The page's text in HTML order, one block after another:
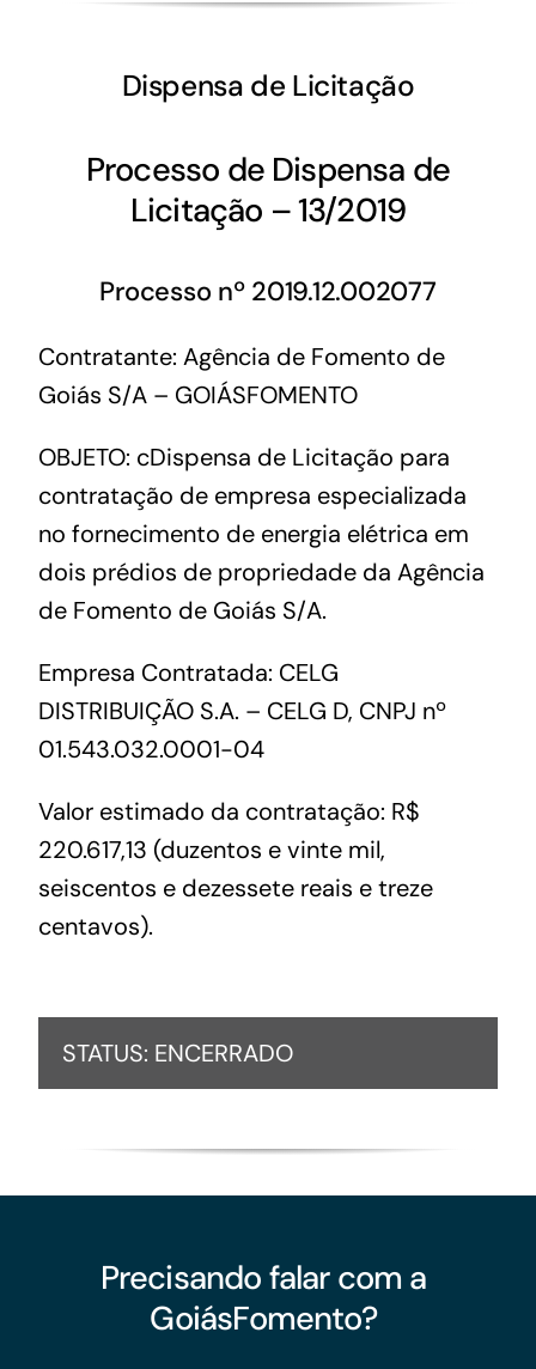
Dispensa de Licitação
Processo de Dispensa de
Licitação – 13/2019
Processo nº 2019.12.002077
Contratante: Agência de Fomento de
Goiás S/A – GOIÁSFOMENTO
OBJETO: cDispensa de Licitação para
contratação de empresa especializada
no fornecimento de energia elétrica em
dois prédios de propriedade da Agência
de Fomento de Goiás S/A.
Empresa Contratada: CELG
DISTRIBUIÇÃO S.A. – CELG D, CNPJ nº
01.543.032.0001-04
Valor estimado da contratação: R$
220.617,13 (duzentos e vinte mil,
seiscentos e dezessete reais e treze
centavos).
STATUS: ENCERRADO
Precisando falar com a
GoiásFomento?